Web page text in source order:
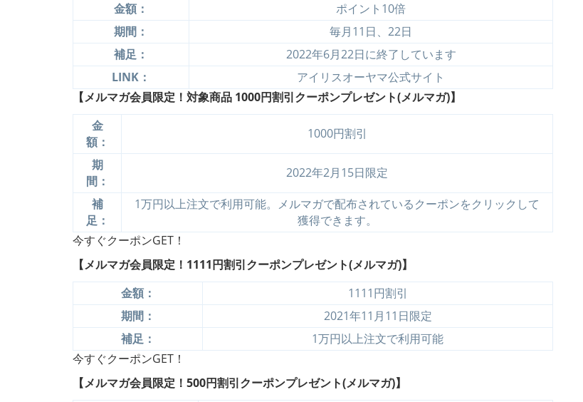
金額：
ポイント10倍
期間：
毎月11日、22日
補足：
2022年6月22日に終了しています
LINK：
アイリスオーヤマ公式サイト
【メルマガ会員限定！対象商品 1000円割引クーポンプレゼント(メルマガ)】
金
額：
1000円割引
期
間：
2022年2月15日限定
補
足：
1万円以上注文で利用可能。メルマガで配布されているクーポンをクリックして
獲得できます。
今すぐクーポンGET！
【メルマガ会員限定！1111円割引クーポンプレゼント(メルマガ)】
金額：
1111円割引
期間：
2021年11月11日限定
補足：
1万円以上注文で利用可能
今すぐクーポンGET！
【メルマガ会員限定！500円割引クーポンプレゼント(メルマガ)】